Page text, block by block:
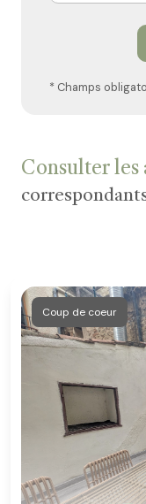
* Champs
Consulter les
Coup de coeur